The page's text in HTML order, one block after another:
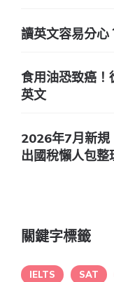
讀英文容易分
食用油恐致癌！
英文
2026年7月新規
出國稅懶人包整
關鍵字標籤
IELTS SAT